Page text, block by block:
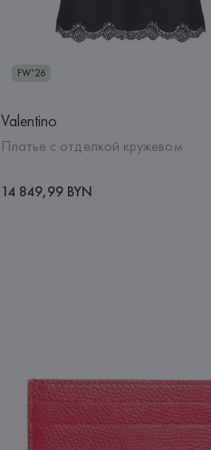
FW'26
Valentino
Платье с отделкой кружевом
14 849,99 BYN